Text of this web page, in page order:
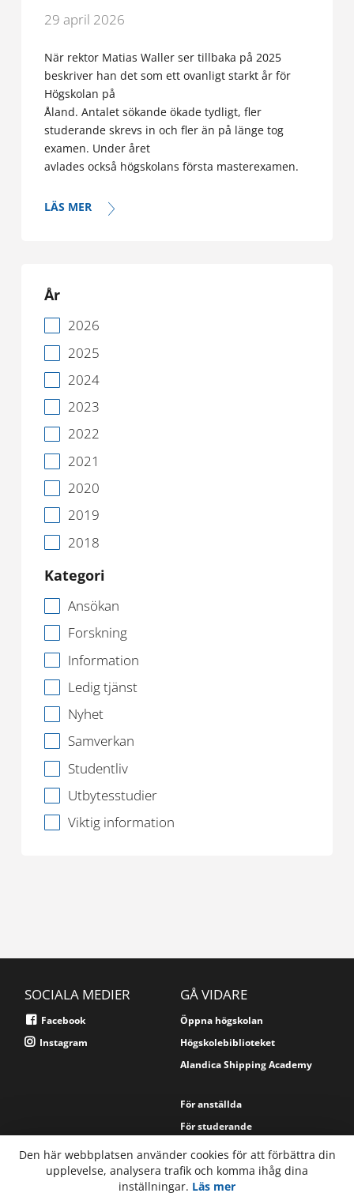
29 april 2026
När rektor Matias Waller ser tillbaka på 2025
beskriver han det som ett ovanligt starkt år för
Högskolan på
Åland. Antalet sökande ökade tydligt, fler
studerande skrevs in och fler än på länge tog
examen. Under året
avlades också högskolans första masterexamen.
LÄS MER
År
2026
2025
2024
2023
2022
2021
2020
2019
2018
Kategori
Ansökan
Forskning
Information
Ledig tjänst
Nyhet
Samverkan
Studentliv
Utbytesstudier
Viktig information
SOCIALA MEDIER
Facebook
Instagram
GÅ VIDARE
Öppna högskolan
Högskolebiblioteket
Alandica Shipping Academy
För anställda
För studerande
TELEFON
Högskolan på Åland
Den här webbplatsen använder cookies för att förbättra din
upplevelse, analysera trafik och komma ihåg dina
inställningar. Läs mer